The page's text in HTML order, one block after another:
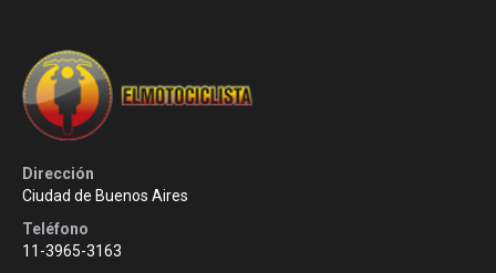
Dirección
Ciudad de Buenos Aires
Teléfono
11-3965-3163